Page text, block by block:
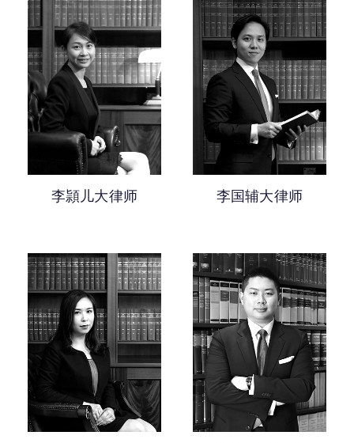
李頴儿大律师 李国辅大律师